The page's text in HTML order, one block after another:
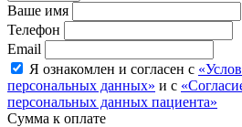
Ваше имя
Телефон
Email
Я ознакомлен и согласен с
персональных данных» и с
персональных данных пациента»
Сумма к оплате